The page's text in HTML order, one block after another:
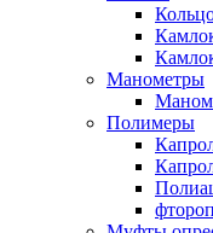
Манометры
Полимеры